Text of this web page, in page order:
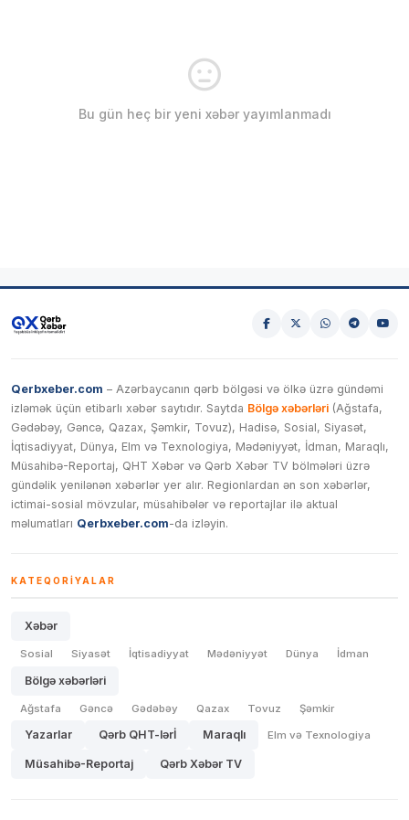
Bu gün heç bir yeni xəbər yayımlanmadı
Qerbxeber.com – Azərbaycanın qərb bölgəsi və ölkə üzrə gündəmi
izləmək üçün etibarlı xəbər saytıdır. Saytda Bölgə xəbərləri (Ağstafa,
Gədəbəy, Gəncə, Qazax, Şəmkir, Tovuz), Hadisə, Sosial, Siyasət,
İqtisadiyyat, Dünya, Elm və Texnologiya, Mədəniyyət, İdman, Maraqlı,
Müsahibə-Reportaj, QHT Xəbər və Qərb Xəbər TV bölmələri üzrə
gündəlik yenilənən xəbərlər yer alır. Regionlardan ən son xəbərlər,
ictimai-sosial mövzular, müsahibələr və reportajlar ilə aktual
məlumatları Qerbxeber.com-da izləyin.
KATEQORIYALAR
Xəbər
Sosial Siyasət İqtisadiyyat Mədəniyyət Dünya İdman
Bölgə xəbərləri
Ağstafa Gəncə Gədəbəy Qazax Tovuz Şəmkir
Yazarlar Qərb QHT-lərİ Maraqlı Elm və Texnologiya
Müsahibə-Reportaj Qərb Xəbər TV